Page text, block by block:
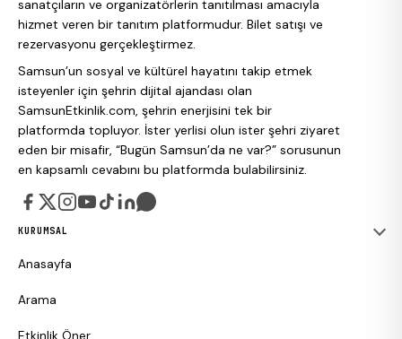
sanatçıların ve organizatörlerin tanıtılması amacıyla
hizmet veren bir tanıtım platformudur. Bilet satışı ve
rezervasyonu gerçekleştirmez.
Samsun’un sosyal ve kültürel hayatını takip etmek
isteyenler için şehrin dijital ajandası olan
SamsunEtkinlik.com, şehrin enerjisini tek bir
platformda topluyor. İster yerlisi olun ister şehri ziyaret
eden bir misafir, “Bugün Samsun’da ne var?” sorusunun
en kapsamlı cevabını bu platformda bulabilirsiniz.
KURUMSAL
Anasayfa
Arama
Etkinlik Öner